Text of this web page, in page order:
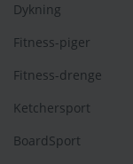
Dykning
Fitness-piger
Fitness-drenge
Ketchersport
BoardSport